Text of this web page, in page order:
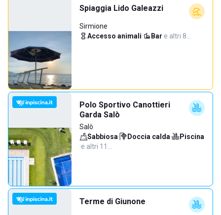
Spiaggia Lido Galeazzi
Sirmione
Accesso animali· Bar·e altri 8…
Polo Sportivo Canottieri
Garda Salò
Salò
Sabbiosa· Doccia calda·
Piscina
·e altri 11…
Terme di Giunone